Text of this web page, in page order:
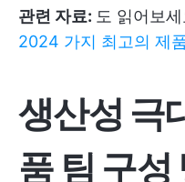
관련 자료: 도 읽어보세
2024 가지 최고의 제
생산성 극
품 팀 구성